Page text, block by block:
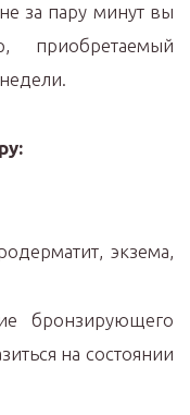
за пару минут вы
приобретаемый
экзема,
бронзирующего
на состоянии